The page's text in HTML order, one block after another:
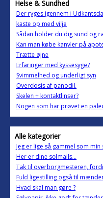
Helse & Sundhed
Der ryges igennem i
kaste op med vilje
Sådan holder du dig sund og
Kan man købe kanyler på
Trætte øjne
Erfaringer med kyssesyge?
Svimmelhed og underligt syn
Overdosis af panodil.
Skelen + kontaktlinser?
Nogen som har prøvet en
Alle kategorier
Jeg er lige så gammel som min
Her er dine solmails...
Tak til overborgmesteren,
Fuld ligestilling også til
Hvad skal man gøre ?